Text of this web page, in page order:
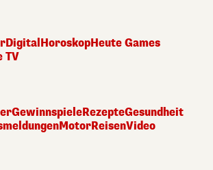
DigitalHoroskopHeute Games
TV
GewinnspieleRezepteGesundheit
MotorReisenVideo